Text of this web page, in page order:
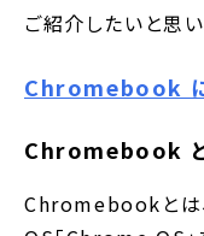
ご紹介したいと思い
Chromebook に
Chromebook
Chromebookとは